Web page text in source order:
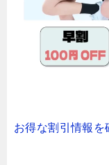
お得な割引情報を